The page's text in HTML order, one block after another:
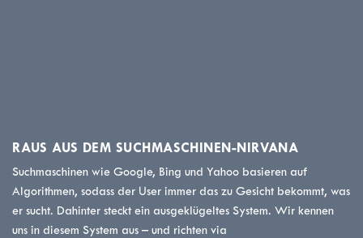
RAUS AUS DEM SUCHMASCHINEN-NIRVANA
Suchmaschinen wie Google, Bing und Yahoo basieren auf
Algorithmen, sodass der User immer das zu Gesicht bekommt, was
er sucht. Dahinter steckt ein ausgeklügeltes System. Wir kennen
uns in diesem System aus – und richten via